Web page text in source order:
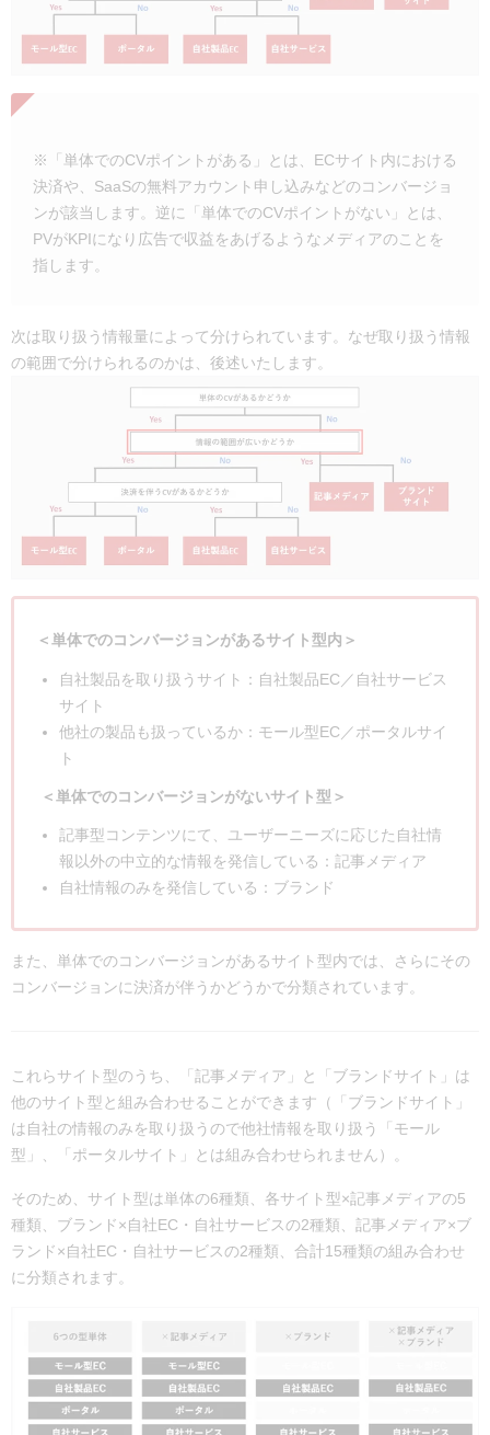
※「単体でのCVポイントがある」とは、ECサイト内における
決済や、SaaSの無料アカウント申し込みなどのコンバージョ
ンが該当します。逆に「単体でのCVポイントがない」とは、
PVがKPIになり広告で収益をあげるようなメディアのことを
指します。
次は取り扱う情報量によって分けられています。なぜ取り扱う情報
の範囲で分けられるのかは、後述いたします。
＜単体でのコンバージョンがあるサイト型内＞
自社製品を取り扱うサイト：自社製品EC／自社サービス
サイト
他社の製品も扱っているか：モール型EC／ポータルサイ
ト
＜単体でのコンバージョンがないサイト型＞
記事型コンテンツにて、ユーザーニーズに応じた自社情
報以外の中立的な情報を発信している：記事メディア
自社情報のみを発信している：ブランド
また、単体でのコンバージョンがあるサイト型内では、さらにその
コンバージョンに決済が伴うかどうかで分類されています。
これらサイト型のうち、「記事メディア」と「ブランドサイト」は
他のサイト型と組み合わせることができます（「ブランドサイト」
は自社の情報のみを取り扱うので他社情報を取り扱う「モール
型」、「ポータルサイト」とは組み合わせられません）。
そのため、サイト型は単体の6種類、各サイト型×記事メディアの5
種類、ブランド×自社EC・自社サービスの2種類、記事メディア×ブ
ランド×自社EC・自社サービスの2種類、合計15種類の組み合わせ
に分類されます。